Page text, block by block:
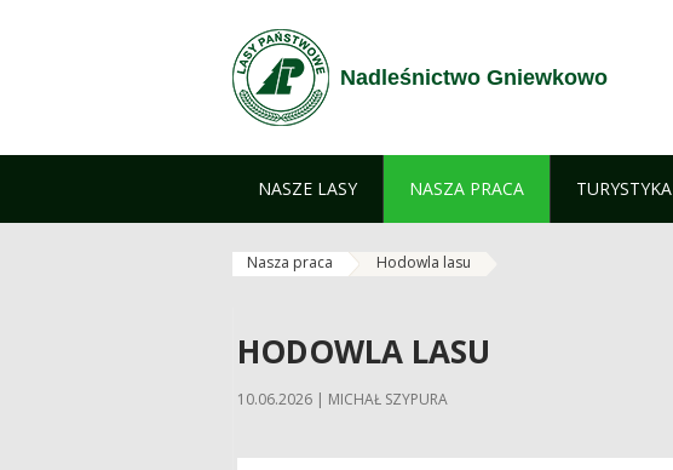
Nadleśnictwo Gniewkowo
NASZE LASY NASZA PRACA TURYSTYKA
Nasza praca Hodowla lasu
HODOWLA LASU
10.06.2026 | MICHAŁ SZYPURA